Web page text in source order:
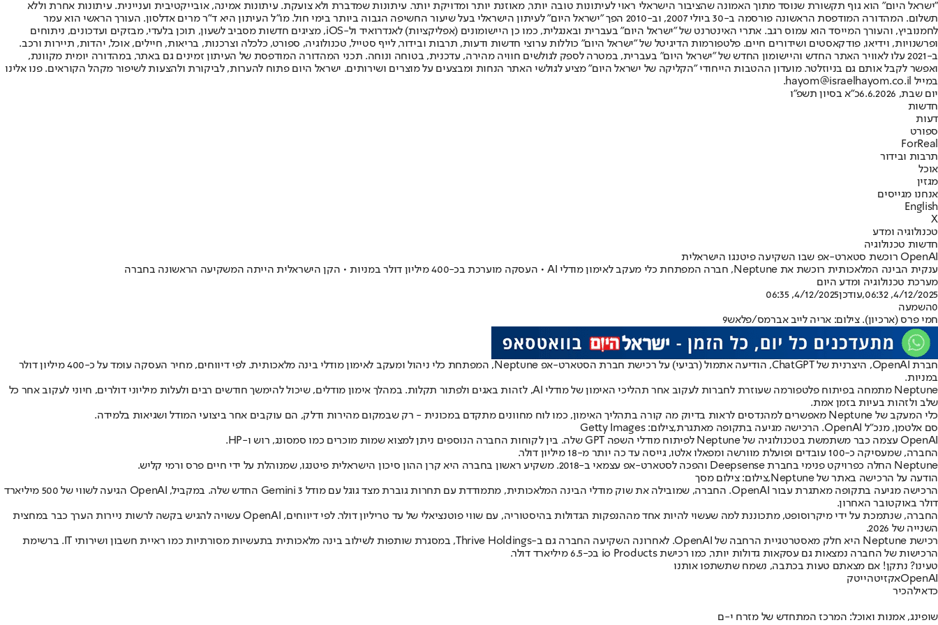
"ישראל היום" הוא גוף תקשורת שנוסד מתוך האמונה שהציבור הישראלי ראוי לעיתונות טובה יותר, מאוזנת יותר ומדויקת יותר. עיתונות שמדברת ולא צועקת. עיתונות אמינה, אובייקטיבית ועניינית. עיתונות אחרת וללא
תשלום. המהדורה המודפסת הראשונה פורסמה ב-30 ביולי 2007, וב-2010 הפך "ישראל היום" לעיתון הישראלי בעל שיעור החשיפה הגבוה ביותר בימי חול. מו"ל העיתון היא ד"ר מרים אדלסון. העורך הראשי הוא עמר
לחמנוביץ, והעורך המייסד הוא עמוס רגב. אתרי האינטרנט של "ישראל היום" בעברית ובאנגלית, כמו כן היישומונים (אפליקציות) לאנדרואיד ול-iOS, מציגים חדשות מסביב לשעון, תוכן בלעדי, מבזקים ועדכונים, ניתוחים
ופרשנויות, וידיאו, פודקאסטים ושידורים חיים. פלטפורמות הדיגיטל של "ישראל היום" כוללות ערוצי חדשות ודעות, תרבות ובידור, לייף סטייל, טכנולוגיה, ספורט, כלכלה וצרכנות, בריאות, חיילים, אוכל, יהדות, תיירות ורכב.
ב-2021 עלו לאוויר האתר החדש והיישומון החדש של "ישראל היום" בעברית, במטרה לספק לגולשים חוויה מהירה, עדכנית, בטוחה ונוחה. תכני המהדורה המודפסת של העיתון זמינים גם באתר, במהדורה יומית מקוונת,
ואפשר לקבל אותם גם בניוזלטר. מועדון ההטבות הייחודי "הקליקה של ישראל היום" מציע לגולשי האתר הנחות ומבצעים על מוצרים ושירותים. ישראל היום פתוח להערות, לביקורת ולהצעות לשיפור מקהל הקוראים. פנו אלינו
במייל hayom@israelhayom.co.il.
יום שבת, 6.6.2026
כ"א בסיון תשפ"ו
חדשות
דעות
ספורט
ForReal
תרבות ובידור
אוכל
מגזין
אנחנו מגייסים
English
X
טכנולוגיה ומדע
חדשות טכנולוגיה
OpenAI רוכשת סטארט-אפ שבו השקיעה פיטנגו הישראלית
ענקית הבינה המלאכותית רוכשת את Neptune, חברה המפתחת כלי מעקב לאימון מודלי AI • העסקה מוערכת בכ-400 מיליון דולר במניות • הקן הישראלית הייתה המשקיעה הראשונה בחברה
מערכת טכנולוגיה ומדע היום
4/12/2025, 06:32
,עודכן4/12/2025, 06:35
0השמעה
חמי פרס (ארכיון). צילום: אריה לייב אברמס/פלאש9
חברת OpenAI, היצרנית של ChatGPT, הודיעה אתמול (רביעי) על רכישת חברת הסטארט-אפ Neptune, המפתחת כלי ניהול ומעקב לאימון מודלי בינה מלאכותית. לפי דיווחים, מחיר העסקה עומד על כ-400 מיליון דולר
במניות.
Neptune מתמחה בפיתוח פלטפורמה שעוזרת לחברות לעקוב אחר תהליכי האימון של מודלי AI, לזהות באגים ולפתור תקלות. במהלך אימון מודלים, שיכול להימשך חודשים רבים ולעלות מיליוני דולרים, חיוני לעקוב אחר כל
שלב ולזהות בעיות בזמן אמת.
כלי המעקב של Neptune מאפשרים למהנדסים לראות בדיוק מה קורה בתהליך האימון, כמו לוח מחוונים מתקדם במכונית - רק שבמקום מהירות ודלק, הם עוקבים אחר ביצועי המודל ושגיאות בלמידה.
סם אלטמן, מנכ"ל OpenAI. הרכישה מגיעה בתקופה מאתגרת,צילום: Getty Images
OpenAI עצמה כבר משתמשת בטכנולוגיה של Neptune לפיתוח מודלי השפה GPT שלה. בין לקוחות החברה הנוספים ניתן למצוא שמות מוכרים כמו סמסונג, רוש ו-HP.
החברה, שמעסיקה כ-100 עובדים ופועלת מוורשה ומפאלו אלטו, גייסה עד כה יותר מ-18 מיליון דולר.
Neptune החלה כפרויקט פנימי בחברת Deepsense והפכה לסטארט-אפ עצמאי ב-2018. משקיע ראשון בחברה היא קרן ההון סיכון הישראלית פיטנגו, שמנוהלת על ידי חיים פרס ורמי קליש.
הודעה על הרכישה באתר של Neptune,צילום: צילום מסך
הרכישה מגיעה בתקופה מאתגרת עבור OpenAI. החברה, שמובילה את שוק מודלי הבינה המלאכותית, מתמודדת עם תחרות גוברת מצד גוגל עם מודל Gemini 3 החדש שלה. במקביל, OpenAI הגיעה לשווי של 500 מיליארד
דולר באוקטובר האחרון.
החברה, שנתמכת על ידי מיקרוסופט, מתכוננת למה שעשוי להיות אחד מההנפקות הגדולות בהיסטוריה, עם שווי פוטנציאלי של עד טריליון דולר. לפי דיווחים, OpenAI עשויה להגיש בקשה לרשות ניירות הערך כבר במחצית
השנייה של 2026.
רכישת Neptune היא חלק מאסטרטגיית הרחבה של OpenAI. לאחרונה השקיעה החברה גם ב-Thrive Holdings, במסגרת שותפות לשילוב בינה מלאכותית בתעשיות מסורתיות כמו ראיית חשבון ושירותי IT. ברשימת
הרכישות של החברה נמצאות גם עסקאות גדולות יותר, כמו רכישת io Products בכ-6.5 מיליארד דולר.
טעינו? נתקן! אם מצאתם טעות בכתבה, נשמח שתשתפו אותנו
OpenAIאקזיטהייטק
כדאילהכיר
שופינג, אמנות ואוכל: המרכז המתחדש של מזרח י-ם